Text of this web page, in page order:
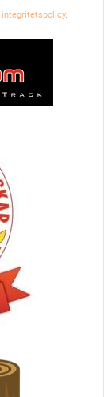
integritetspolicy.